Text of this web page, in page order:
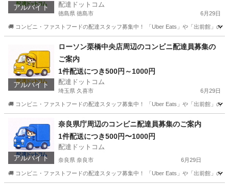
アルバイト 配達ドットコム
徳島県 徳島市 6月29日
🚚 コンビニ・ファストフードの配達スタッフ募集中！ 「Uber Eats」や「出前館」の
ローソン
アルバイト
ローソン栗橋中央店周辺のコンビニ配達員募集の
ご案内
1件配送につき500円～1000円
配達ドットコム
埼玉県 久喜市 6月29日
🚚 コンビニ・ファストフードの配達スタッフ募集中！ 「Uber Eats」や「出前館」の
配送 ローソン
アルバイト
奈良県庁周辺のコンビニ配達員募集のご案内
1件配送につき500円〜1000円
配達ドットコム
奈良県 奈良市 6月29日
🚚 コンビニ・ファストフードの配達スタッフ募集中！ 「Uber Eats」や「出前館」の